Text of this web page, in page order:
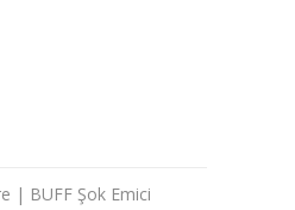
| BUFF Şok Emici